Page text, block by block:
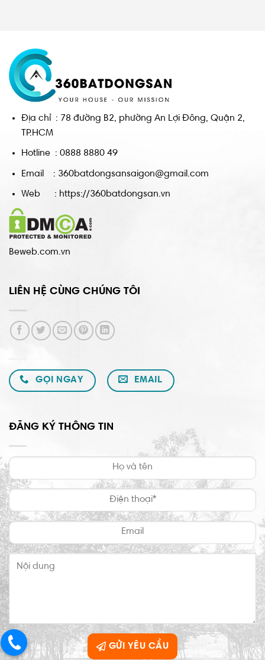
Địa chỉ : 78 đường B2, phường An Lợi Đông, Quận 2,
TP.HCM
Hotline : 0888 8880 49
Email : 360batdongsansaigon@gmail.com
Web : https://360batdongsan.vn
Beweb.com.vn
LIÊN HỆ CÙNG CHÚNG TÔI
GỌI NGAY EMAIL
ĐĂNG KÝ THÔNG TIN
GỬI YÊU CẦU